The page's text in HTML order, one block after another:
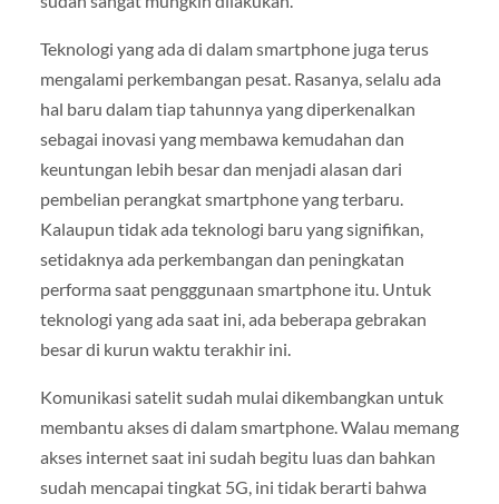
Teknologi yang ada di dalam smartphone juga terus
mengalami perkembangan pesat. Rasanya, selalu ada
hal baru dalam tiap tahunnya yang diperkenalkan
sebagai inovasi yang membawa kemudahan dan
keuntungan lebih besar dan menjadi alasan dari
pembelian perangkat smartphone yang terbaru.
Kalaupun tidak ada teknologi baru yang signifikan,
setidaknya ada perkembangan dan peningkatan
performa saat pengggunaan smartphone itu. Untuk
teknologi yang ada saat ini, ada beberapa gebrakan
besar di kurun waktu terakhir ini.
Komunikasi satelit sudah mulai dikembangkan untuk
membantu akses di dalam smartphone. Walau memang
akses internet saat ini sudah begitu luas dan bahkan
sudah mencapai tingkat 5G, ini tidak berarti bahwa